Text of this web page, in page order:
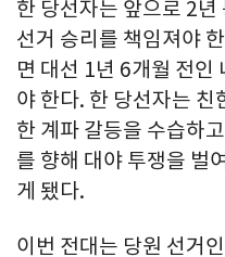
한 당선자는 앞으로 2
선거 승리를 책임져야
면 대선 1년 6개월 전인
야 한다. 한 당선자는 친
한 계파 갈등을 수습하
를 향해 대야 투쟁을 벌
게 됐다.
이번 전대는 당원 선거